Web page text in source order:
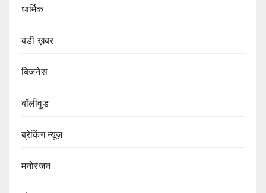
धार्मिक
बडी ख़बर
बिजनेस
बॉलीवुड
ब्रेकिंग न्यूज़
मनोरंजन